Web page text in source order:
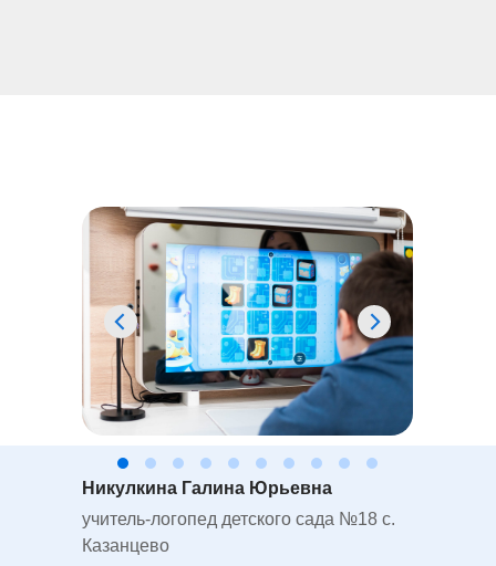
Никулкина Галина Юрьевна
учитель-логопед детского сада №18 с.
Казанцево